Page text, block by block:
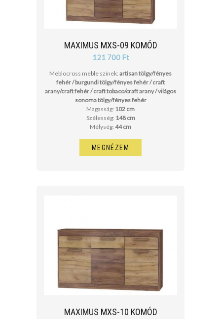
MAXIMUS MXS-09 KOMÓD
121 700 Ft
Meblocross meble színek: artisan tölgy/fényes
fehér / burgundi tölgy/fényes fehér / craft
arany/craft fehér / craft tobaco/craft arany / világos
sonoma tölgy/fényes fehér
Magasság: 102 cm
Szélesség: 148 cm
Mélység: 44 cm
MEGNÉZEM
MAXIMUS MXS-10 KOMÓD